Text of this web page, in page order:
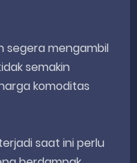
segera mengambil
semakin
komoditas
saat ini perlu